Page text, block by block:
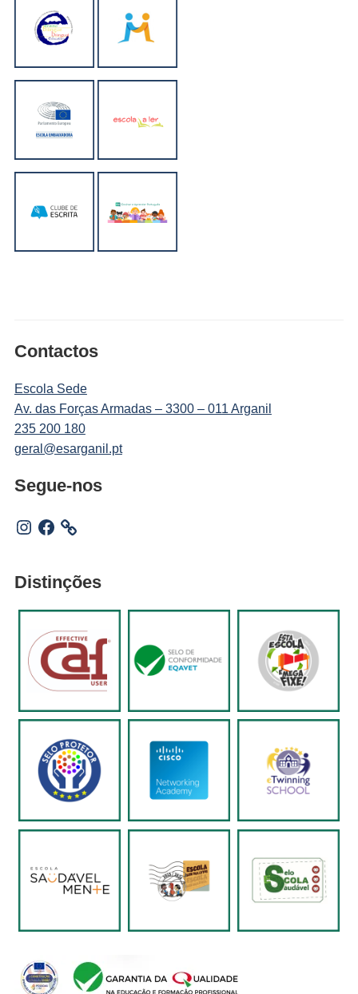
Contactos
Escola Sede
Av. das Forças Armadas – 3300 – 011 Arganil
235 200 180
geral@esarganil.pt
Segue-nos
Instagram
Facebook
Distinções